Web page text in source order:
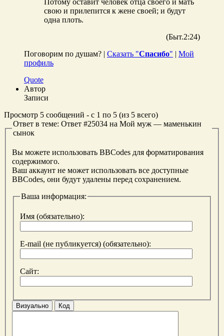
свою и прилепится к жене своей; и будут
одна плоть.
(Быт.2:24)
Поговорим по душам? | Сказать "Спасибо" | Мой
профиль
Quote
Автор
Записи
Просмотр 5 сообщений - с 1 по 5 (из 5 всего)
Ответ в теме: Ответ #25034 на Мой муж — маменькин
сынок
Вы можете использовать BBCodes для форматирования
содержимого.
Ваш аккаунт не может использовать все доступные
BBCodes, они будут удалены перед сохранением.
Ваша информация:
Имя (обязательно):
E-mail (не публикуется) (обязательно):
Сайт:
Визуально Код